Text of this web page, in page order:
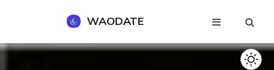
WAODATE